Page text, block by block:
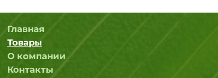
Главная
Товары
О компании
Контакты